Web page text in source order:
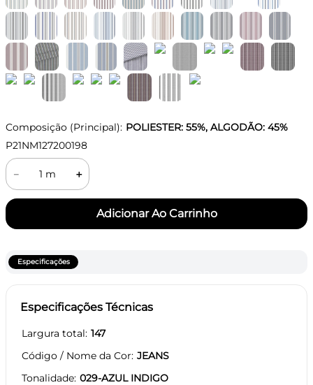
Composição (Principal): POLIESTER: 55%, ALGODÃO: 45%
P21NM127200198
＋
－
Especificações
Especificações Técnicas
Largura total 147
Código / Nome da Cor JEANS
Tonalidade 029-AZUL INDIGO